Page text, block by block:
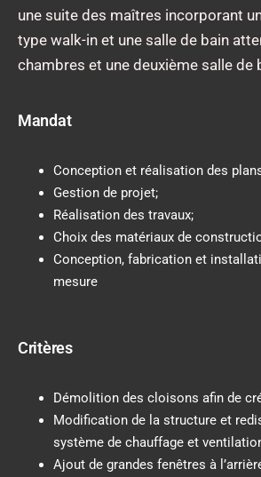
une suite des maîtres incorporant
type walk-in et une salle de bain
chambres et une deuxième salle de
Mandat
Conception et réalisation des
Gestion de projet;
Réalisation des travaux;
Choix des matériaux de
Conception, fabrication et
mesure
Critères
Démolition des cloisons afin de
Modification de la structure et
système de chauffage et
Ajout de grandes fenêtres à